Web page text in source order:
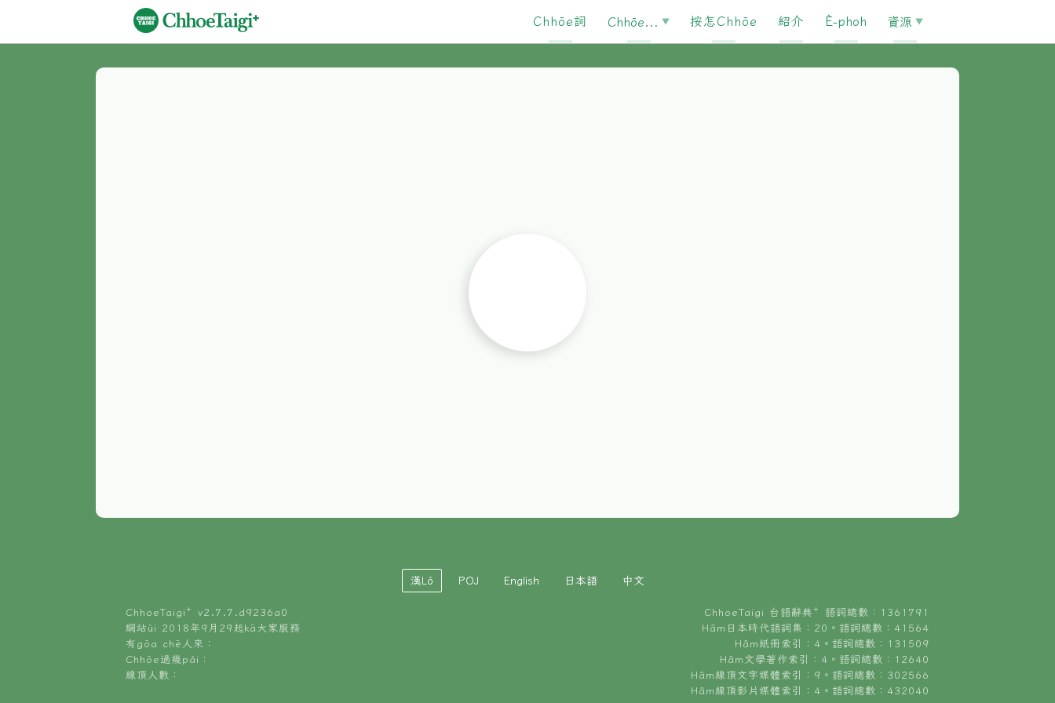
Chhōe詞 Chhōe... 按怎Chhōe 紹介 È-phoh 資源
漢Lô POJ English 日本語 中文
ChhoeTaigi⁺ v2.7.7.d9236a0
網站ùi 2018年9月29起kā大家服務
有gōa chē人來：
Chhōe過幾pái：
線頂人數：
ChhoeTaigi 台語辭典⁺ 語詞總數：1361791
Hâm日本時代語詞集：20。語詞總數：41564
Hâm紙冊索引：4。語詞總數：131509
Hâm文學著作索引：4。語詞總數：12640
Hâm線頂文字媒體索引：9。語詞總數：302566
Hâm線頂影片媒體索引：4。語詞總數：432040